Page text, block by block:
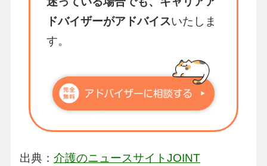
ドバイザーがアドバイスいたしま
す。
出典： 介護のニュースサイトJOINT